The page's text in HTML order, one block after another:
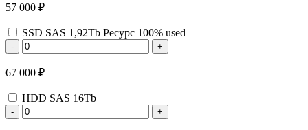
57 000 ₽
SSD SAS 1,92Tb Ресурс 100% used
- +
67 000 ₽
HDD SAS 16Tb
- +